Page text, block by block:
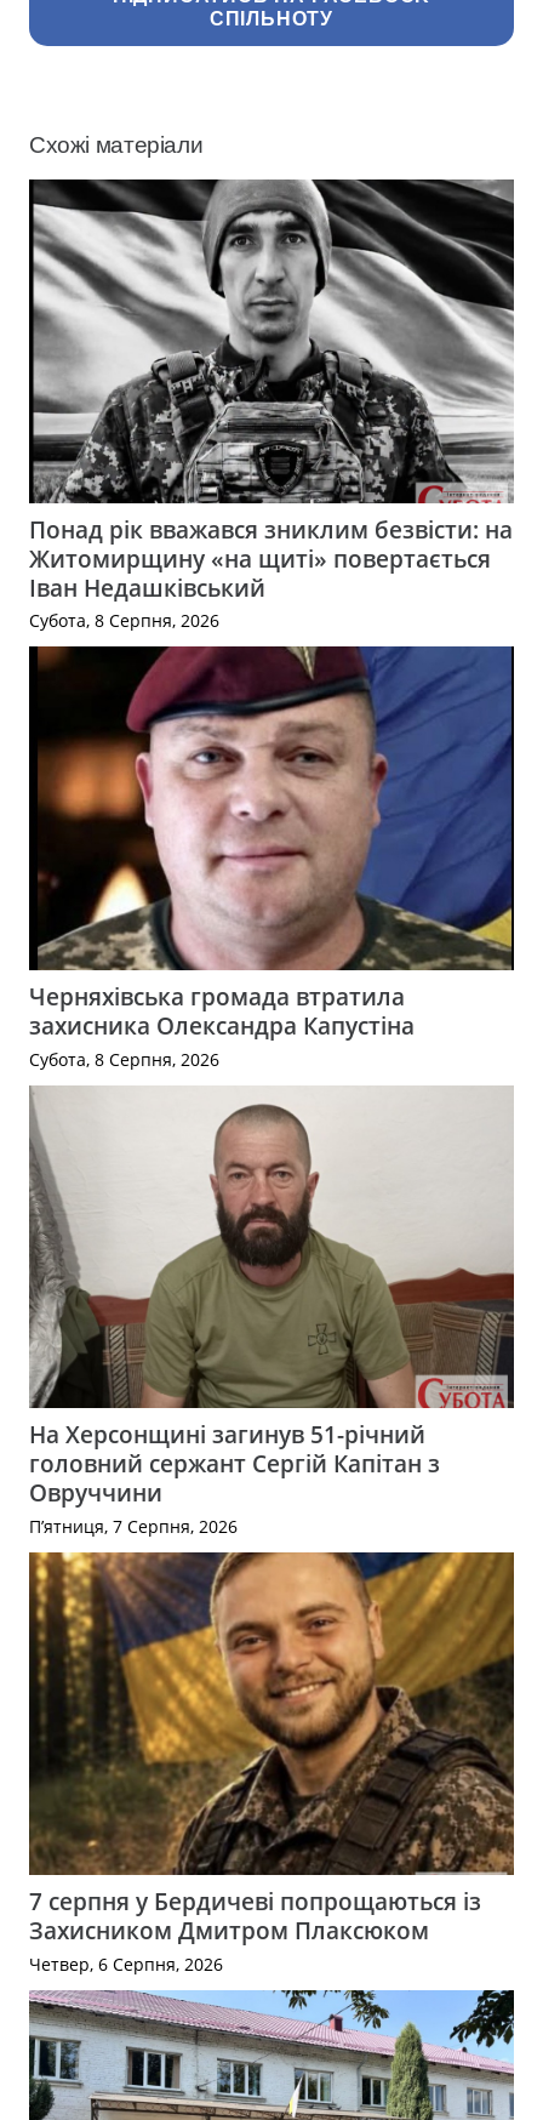
СПІЛЬНОТУ
Схожі матеріали
Понад рік вважався зниклим безвісти: на
Житомирщину «на щиті» повертається
Іван Недашківський
Субота, 8 Серпня, 2026
Черняхівська громада втратила
захисника Олександра Капустіна
Субота, 8 Серпня, 2026
На Херсонщині загинув 51-річний
головний сержант Сергій Капітан з
Овруччини
П’ятниця, 7 Серпня, 2026
7 серпня у Бердичеві попрощаються із
Захисником Дмитром Плаксюком
Четвер, 6 Серпня, 2026